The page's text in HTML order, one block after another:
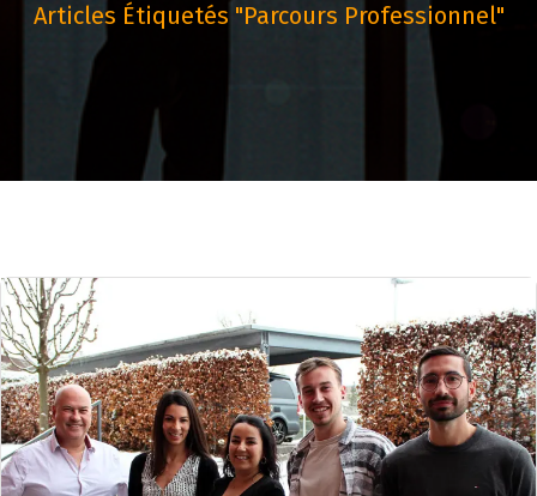
Articles Étiquetés "parcours Professionnel"